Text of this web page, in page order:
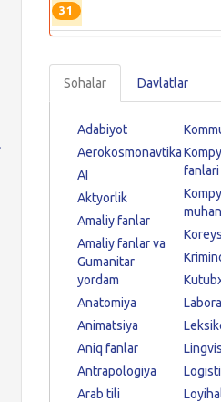
31
Sohalar Davlatlar
Adabiyot
Aerokosmonavtika
AI
Aktyorlik
Amaliy fanlar
Amaliy fanlar va
Gumanitar
yordam
Anatomiya
Animatsiya
Aniq fanlar
Antrapologiya
Arab tili
fanlari